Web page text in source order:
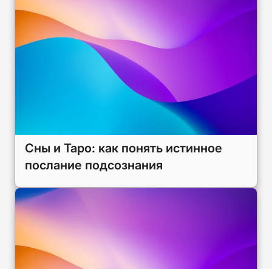
Сны и Таро: как понять истинное
послание подсознания